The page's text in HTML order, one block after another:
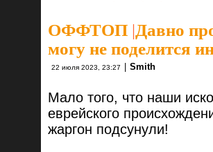
ОФФТОП |Давно
могу не поделится
22 июля 2023, 23:27 Smith
Мало того, что наши
еврейского
жаргон подсунули!